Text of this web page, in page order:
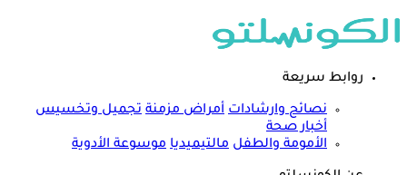
روابط سريعة
نصائح وارشادات أمراض مزمنة تجميل وتخسيس
أخبار صحة
الأمومة والطفل مالتيميديا موسوعة الأدوية